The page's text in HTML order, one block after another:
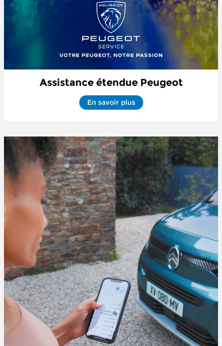
Assistance étendue Peugeot
En savoir plus